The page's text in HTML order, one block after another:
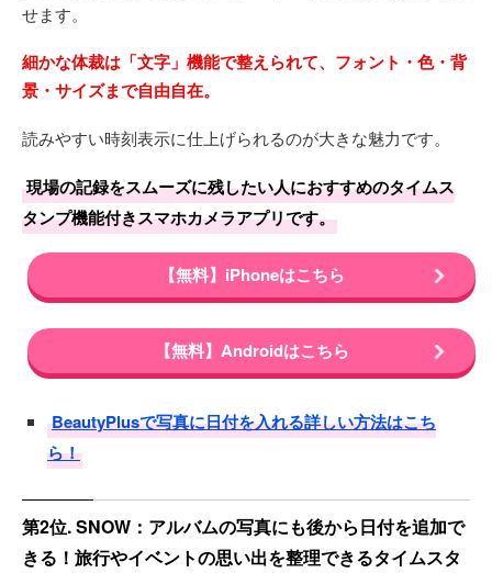
せます。
細かな体裁は「文字」機能で整えられて、フォント・色・背
景・サイズまで自由自在。
読みやすい時刻表示に仕上げられるのが大きな魅力です。
現場の記録をスムーズに残したい人におすすめのタイムス
タンプ機能付きスマホカメラアプリです。
【無料】iPhoneはこちら
【無料】Androidはこちら
BeautyPlusで写真に日付を入れる詳しい方法はこち
ら！
第2位. SNOW：アルバムの写真にも後から日付を追加で
きる！旅行やイベントの思い出を整理できるタイムスタ